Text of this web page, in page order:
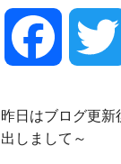
c
昨日はブログ更新
出しまして～